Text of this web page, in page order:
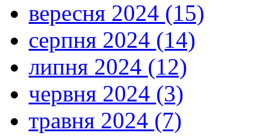
вересня 2024 (15)
серпня 2024 (14)
липня 2024 (12)
червня 2024 (3)
травня 2024 (7)